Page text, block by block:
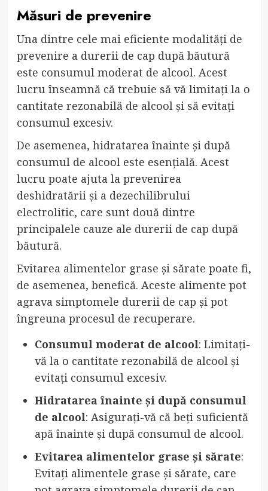
Măsuri de prevenire
Una dintre cele mai eficiente modalități de
prevenire a durerii de cap după băutură
este consumul moderat de alcool. Acest
lucru înseamnă că trebuie să vă limitați la o
cantitate rezonabilă de alcool și să evitați
consumul excesiv.
De asemenea, hidratarea înainte și după
consumul de alcool este esențială. Acest
lucru poate ajuta la prevenirea
deshidratării și a dezechilibrului
electrolitic, care sunt două dintre
principalele cauze ale durerii de cap după
băutură.
Evitarea alimentelor grase și sărate poate fi,
de asemenea, benefică. Aceste alimente pot
agrava simptomele durerii de cap și pot
îngreuna procesul de recuperare.
Consumul moderat de alcool: Limitați-
vă la o cantitate rezonabilă de alcool și
evitați consumul excesiv.
Hidratarea înainte și după consumul
de alcool: Asigurați-vă că beți suficientă
apă înainte și după consumul de alcool.
Evitarea alimentelor grase și sărate:
Evitați alimentele grase și sărate, care